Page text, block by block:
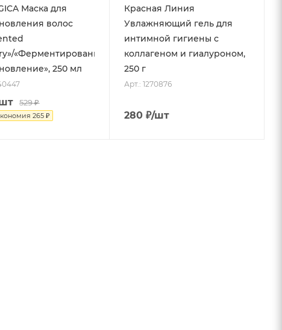
Маска для
волос
«Ферментированное
250 мл
529₽
265 ₽
Красная Линия
Увлажняющий гель для
интимной гигиены с
коллагеном и гиалуроном,
250 г
Арт.: 1270876
280 ₽/шт